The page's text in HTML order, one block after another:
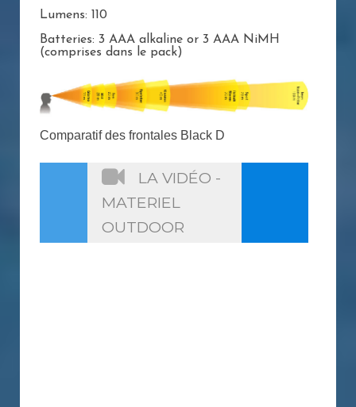
Lumens: 110
Batteries: 3 AAA alkaline or 3 AAA NiMH
(comprises dans le pack)
Comparatif des frontales Black D
LA VIDÉO -
MATERIEL
OUTDOOR